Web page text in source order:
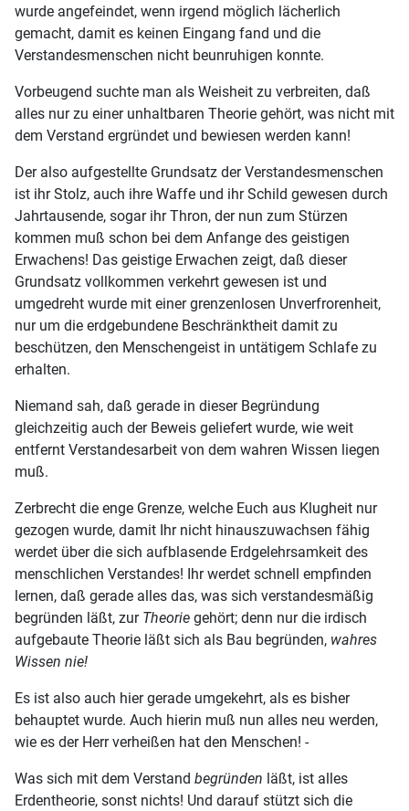
wurde angefeindet, wenn irgend möglich lächerlich
gemacht, damit es keinen Eingang fand und die
Verstandesmenschen nicht beunruhigen konnte.
Vorbeugend suchte man als Weisheit zu verbreiten, daß
alles nur zu einer unhaltbaren Theorie gehört, was nicht mit
dem Verstand ergründet und bewiesen werden kann!
Der also aufgestellte Grundsatz der Verstandesmenschen
ist ihr Stolz, auch ihre Waffe und ihr Schild gewesen durch
Jahrtausende, sogar ihr Thron, der nun zum Stürzen
kommen muß schon bei dem Anfange des geistigen
Erwachens! Das geistige Erwachen zeigt, daß dieser
Grundsatz vollkommen verkehrt gewesen ist und
umgedreht wurde mit einer grenzenlosen Unverfrorenheit,
nur um die erdgebundene Beschränktheit damit zu
beschützen, den Menschengeist in untätigem Schlafe zu
erhalten.
Niemand sah, daß gerade in dieser Begründung
gleichzeitig auch der Beweis geliefert wurde, wie weit
entfernt Verstandesarbeit von dem wahren Wissen liegen
muß.
Zerbrecht die enge Grenze, welche Euch aus Klugheit nur
gezogen wurde, damit Ihr nicht hinauszuwachsen fähig
werdet über die sich aufblasende Erdgelehrsamkeit des
menschlichen Verstandes! Ihr werdet schnell empfinden
lernen, daß gerade alles das, was sich verstandesmäßig
begründen läßt, zur Theorie gehört; denn nur die irdisch
aufgebaute Theorie läßt sich als Bau begründen, wahres
Wissen nie!
Es ist also auch hier gerade umgekehrt, als es bisher
behauptet wurde. Auch hierin muß nun alles neu werden,
wie es der Herr verheißen hat den Menschen! -
Was sich mit dem Verstand begründen läßt, ist alles
Erdentheorie, sonst nichts! Und darauf stützt sich die